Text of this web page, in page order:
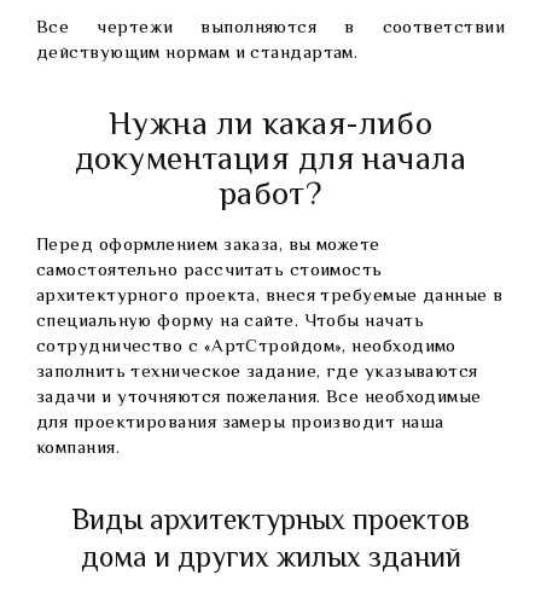
Все чертежи выполняются в соответствии
действующим нормам и стандартам.
Нужна ли какая-либо
документация для начала
работ?
Перед оформлением заказа, вы можете
самостоятельно рассчитать стоимость
архитектурного проекта, внеся требуемые данные в
специальную форму на сайте. Чтобы начать
сотрудничество с «АртСтройдом», необходимо
заполнить техническое задание, где указываются
задачи и уточняются пожелания. Все необходимые
для проектирования замеры производит наша
компания.
Виды архитектурных проектов
дома и других жилых зданий